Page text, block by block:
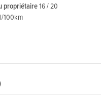
propriétaire16 / 20
100km